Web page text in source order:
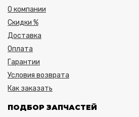
О компании
Скидки %
Доставка
Оплата
Гарантии
Условия возврата
Как заказать
ПОДБОР ЗАПЧАСТЕЙ